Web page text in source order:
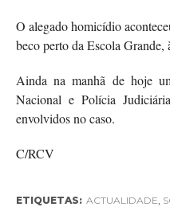
O alegado homicídio
beco perto da Escola Grande,
Ainda na manhã de hoje
Nacional e Polícia
envolvidos no caso.
C/RCV
ETIQUETAS: ACTUALIDADE,